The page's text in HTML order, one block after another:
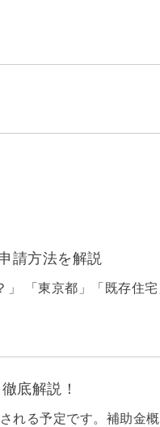
請方法を解説
」 「東京都」「既存住
底解説！
れる予定です。補助金